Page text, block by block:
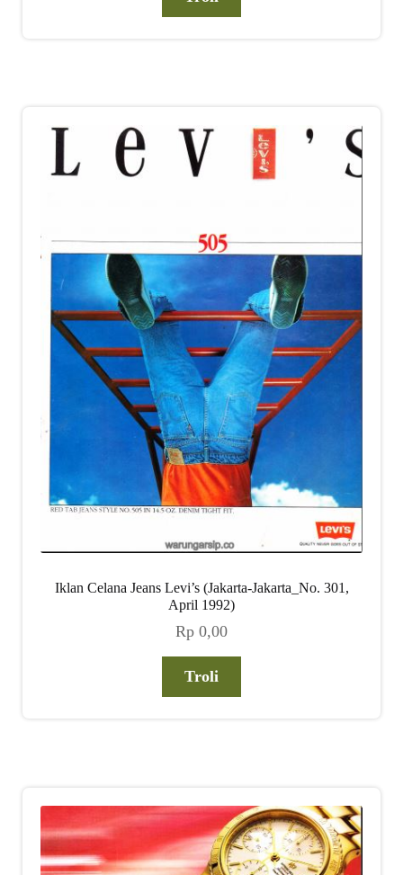
Iklan Celana Jeans Levi’s (Jakarta-Jakarta_No. 301,
April 1992)
Rp 0,00
Troli